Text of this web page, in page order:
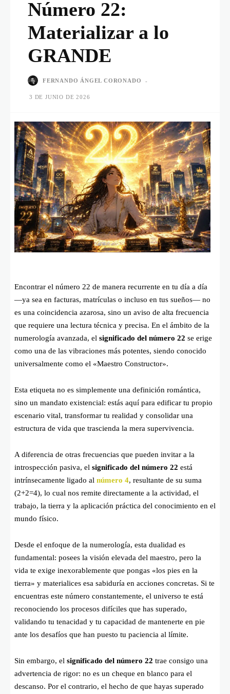
Número 22:
Materializar a lo
GRANDE
FERNANDO ÁNGEL CORONADO -
3 DE JUNIO DE 2026
Encontrar el número 22 de manera recurrente en tu día a día
—ya sea en facturas, matrículas o incluso en tus sueños— no
es una coincidencia azarosa, sino un aviso de alta frecuencia
que requiere una lectura técnica y precisa. En el ámbito de la
numerología avanzada, el significado del número 22 se erige
como una de las vibraciones más potentes, siendo conocido
universalmente como el «Maestro Constructor».
Esta etiqueta no es simplemente una definición romántica,
sino un mandato existencial: estás aquí para edificar tu propio
escenario vital, transformar tu realidad y consolidar una
estructura de vida que trascienda la mera supervivencia.
A diferencia de otras frecuencias que pueden invitar a la
introspección pasiva, el significado del número 22 está
intrínsecamente ligado al número 4, resultante de su suma
(2+2=4), lo cual nos remite directamente a la actividad, el
trabajo, la tierra y la aplicación práctica del conocimiento en el
mundo físico.
Desde el enfoque de la numerología, esta dualidad es
fundamental: posees la visión elevada del maestro, pero la
vida te exige inexorablemente que pongas «los pies en la
tierra» y materialices esa sabiduría en acciones concretas. Si te
encuentras este número constantemente, el universo te está
reconociendo los procesos difíciles que has superado,
validando tu tenacidad y tu capacidad de mantenerte en pie
ante los desafíos que han puesto tu paciencia al límite.
Sin embargo, el significado del número 22 trae consigo una
advertencia de rigor: no es un cheque en blanco para el
descanso. Por el contrario, el hecho de que hayas superado